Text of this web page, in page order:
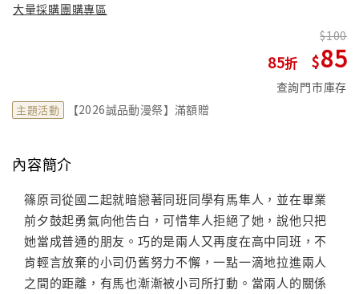
大量採購團購專區
85
100
85
查詢門市庫存
主題活動 【2026誠品動漫祭】滿額贈
內容簡介
篠原司從國二起就暗戀著同班同學有馬隼人，並在畢業
前夕鼓起勇氣向他告白，可惜隼人拒絕了她，說他只把
她當成普通的朋友。巧的是兩人又再度在高中同班，不
肯輕言放棄的小司仍舊努力不懈，一點一滴地拉進兩人
之間的距離，有馬也漸漸被小司所打動。當兩人的關係